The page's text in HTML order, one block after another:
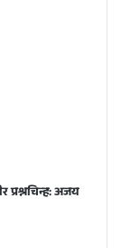
अजय